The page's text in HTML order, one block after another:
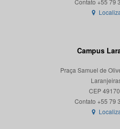
Campus
Praça Samuel de
CEP